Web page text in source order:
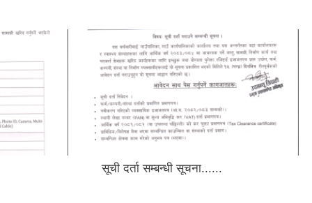
सूची दर्ता सम्बन्धी सूचना......